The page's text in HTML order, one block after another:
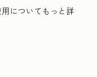
についてもっと詳